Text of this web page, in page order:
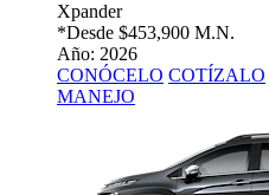
Xpander
*Desde $453,900 M.N.
Año: 2026
CONÓCELO COTÍZALO
MANEJO